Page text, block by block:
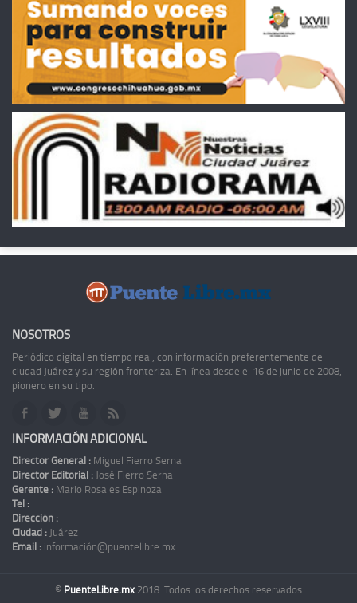
NOSOTROS
Periódico digital en tiempo real, con información preferentemente de
ciudad Juárez y su región fronteriza. En línea desde el 16 de junio de 2008,
pionero en su tipo.
INFORMACIÓN ADICIONAL
Director General : Miguel Fierro Serna
Director Editorial : José Fierro Serna
Gerente : Mario Rosales Espinoza
Tel :
Dirección :
Ciudad : Juárez
Email : información@puentelibre.mx
© PuenteLibre.mx 2018. Todos los derechos reservados